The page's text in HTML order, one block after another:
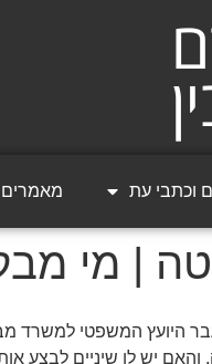
וכתבי עת מאמרים
| מי
היועץ המשפטי למשרד
יש לו שיניים לבצע